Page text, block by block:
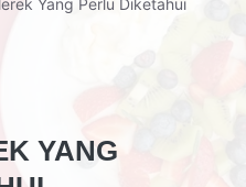
Yang Perlu Diketahui
YANG